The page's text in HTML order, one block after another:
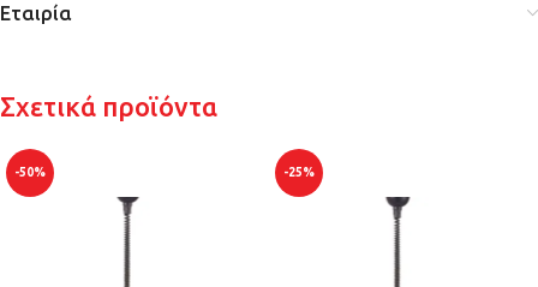
Εταιρία
Σχετικά προϊόντα
-50% -25%